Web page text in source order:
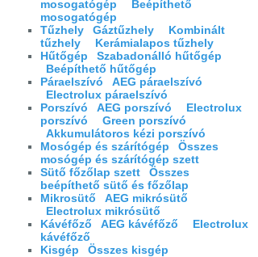
mosogatógép
Beépíthető
mosogatógép
Tűzhely
Gáztűzhely
Kombinált
tűzhely
Kerámialapos tűzhely
Hűtőgép
Szabadonálló hűtőgép
Beépíthető hűtőgép
Páraelszívó
AEG páraelszívó
Electrolux páraelszívó
Porszívó
AEG porszívó
Electrolux
porszívó
Green porszívó
Akkumulátoros kézi porszívó
Mosógép és szárítógép
Összes
mosógép és szárítógép szett
Sütő főzőlap szett
Összes
beépíthető sütő és főzőlap
Mikrosütő
AEG mikrósütő
Electrolux mikrósütő
Kávéfőző
AEG kávéfőző
Electrolux
kávéfőző
Kisgép
Összes kisgép